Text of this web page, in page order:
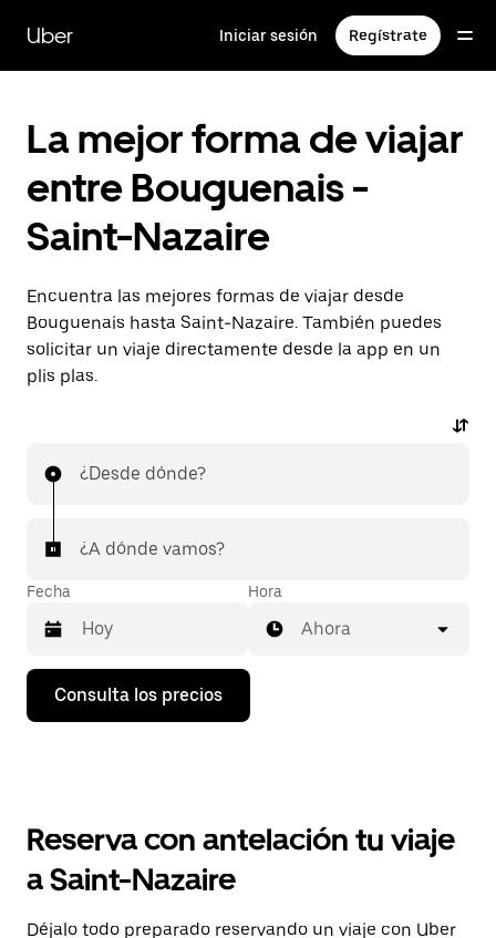
contenido
principal
Uber Iniciar sesión Regístrate
La mejor forma de viajar
entre Bouguenais -
Saint-Nazaire
Encuentra las mejores formas de viajar desde
Bouguenais hasta Saint-Nazaire. También puedes
solicitar un viaje directamente desde la app en un
plis plas.
¿Desde dónde?
¿A dónde vamos?
Fecha
Pulsa
flecha
calendario
seleccionar
fecha.
Hora
Ahora
Consulta los precios
Reserva con antelación tu viaje
a Saint-Nazaire
Déjalo todo preparado reservando un viaje con Uber